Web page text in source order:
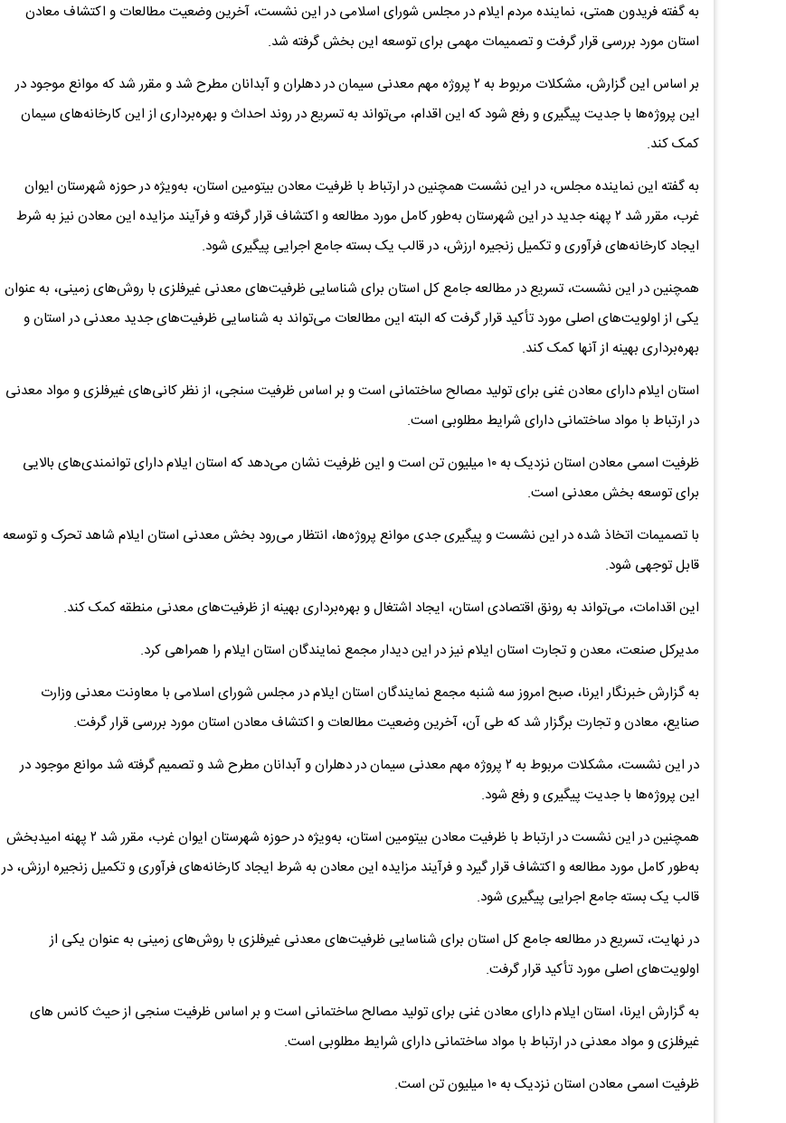
به گفته فریدون همتی، نماینده مردم ایلام در مجلس شورای اسلامی در این نشست، آخرین وضعیت مطالعات و اکتشاف معادن
استان مورد بررسی قرار گرفت و تصمیمات مهمی برای توسعه این بخش گرفته شد.
بر اساس این گزارش، مشکلات مربوط به ۲ پروژه مهم معدنی سیمان در دهلران و آبدانان مطرح شد و مقرر شد که موانع موجود در
این پروژه‌ها با جدیت پیگیری و رفع شود که این اقدام، می‌تواند به تسریع در روند احداث و بهره‌برداری از این کارخانه‌های سیمان
کمک کند.
به گفته این نماینده مجلس، در این نشست همچنین در ارتباط با ظرفیت معادن بیتومین استان، به‌ویژه در حوزه شهرستان ایوان
غرب، مقرر شد ۲ پهنه جدید در این شهرستان به‌طور کامل مورد مطالعه و اکتشاف قرار گرفته و فرآیند مزایده این معادن نیز به شرط
ایجاد کارخانه‌های فرآوری و تکمیل زنجیره ارزش، در قالب یک بسته جامع اجرایی پیگیری شود.
همچنین در این نشست، تسریع در مطالعه جامع کل استان برای شناسایی ظرفیت‌های معدنی غیرفلزی با روش‌های زمینی، به عنوان
یکی از اولویت‌های اصلی مورد تأکید قرار گرفت که البته این مطالعات می‌تواند به شناسایی ظرفیت‌های جدید معدنی در استان و
بهره‌برداری بهینه از آنها کمک کند.
استان ایلام دارای معادن غنی برای تولید مصالح ساختمانی است و بر اساس ظرفیت سنجی، از نظر کانی‌های غیرفلزی و مواد معدنی
در ارتباط با مواد ساختمانی دارای شرایط مطلوبی است.
ظرفیت اسمی معادن استان نزدیک به ۱۰ میلیون تن است و این ظرفیت نشان می‌دهد که استان ایلام دارای توانمندی‌های بالایی
برای توسعه بخش معدنی است.
با تصمیمات اتخاذ شده در این نشست و پیگیری جدی موانع پروژه‌ها، انتظار می‌رود بخش معدنی استان ایلام شاهد تحرک و توسعه
قابل توجهی شود.
این اقدامات، می‌تواند به رونق اقتصادی استان، ایجاد اشتغال و بهره‌برداری بهینه از ظرفیت‌های معدنی منطقه کمک کند.
مدیرکل صنعت، معدن و تجارت استان ایلام نیز در این دیدار مجمع نمایندگان استان ایلام را همراهی کرد.
به گزارش خبرنگار ایرنا، صبح امروز سه شنبه مجمع نمایندگان استان ایلام در مجلس شورای اسلامی با معاونت معدنی وزارت
صنایع، معادن و تجارت برگزار شد که طی آن، آخرین وضعیت مطالعات و اکتشاف معادن استان مورد بررسی قرار گرفت.
در این نشست، مشکلات مربوط به ۲ پروژه مهم معدنی سیمان در دهلران و آبدانان مطرح شد و تصمیم گرفته شد موانع موجود در
این پروژه‌ها با جدیت پیگیری و رفع شود.
همچنین در این نشست در ارتباط با ظرفیت معادن بیتومین استان، به‌ویژه در حوزه شهرستان ایوان غرب، مقرر شد ۲ پهنه امیدبخش
به‌طور کامل مورد مطالعه و اکتشاف قرار گیرد و فرآیند مزایده این معادن به شرط ایجاد کارخانه‌های فرآوری و تکمیل زنجیره ارزش، در
قالب یک بسته جامع اجرایی پیگیری شود.
در نهایت، تسریع در مطالعه جامع کل استان برای شناسایی ظرفیت‌های معدنی غیرفلزی با روش‌های زمینی به عنوان یکی از
اولویت‌های اصلی مورد تأکید قرار گرفت.
به گزارش ایرنا، استان ایلام دارای معادن غنی برای تولید مصالح ساختمانی است و بر اساس ظرفیت سنجی از حیث کانس های
غیرفلزی و مواد معدنی در ارتباط با مواد ساختمانی دارای شرایط مطلوبی است.
ظرفیت اسمی معادن استان نزدیک به ۱۰ میلیون تن است.